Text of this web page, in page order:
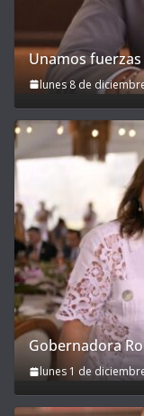
Unamos
lunes 8 de
Gobernadora
lunes 1 de